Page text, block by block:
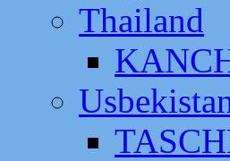
Thailand